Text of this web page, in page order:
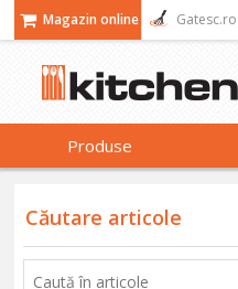
Magazin online Gatesc.ro
Produse
Căutare articole